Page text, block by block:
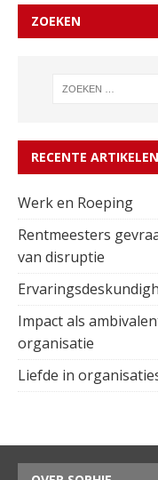
ZOEKEN
RECENTE ARTIKELEN
Werk en Roeping
Rentmeesters
van disruptie
Impact als
organisatie
Liefde in